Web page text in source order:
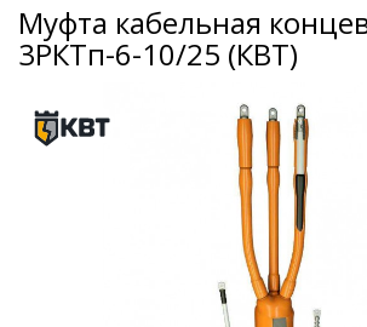
Муфта кабельная
3РКТп-6-10/25 (КВТ)